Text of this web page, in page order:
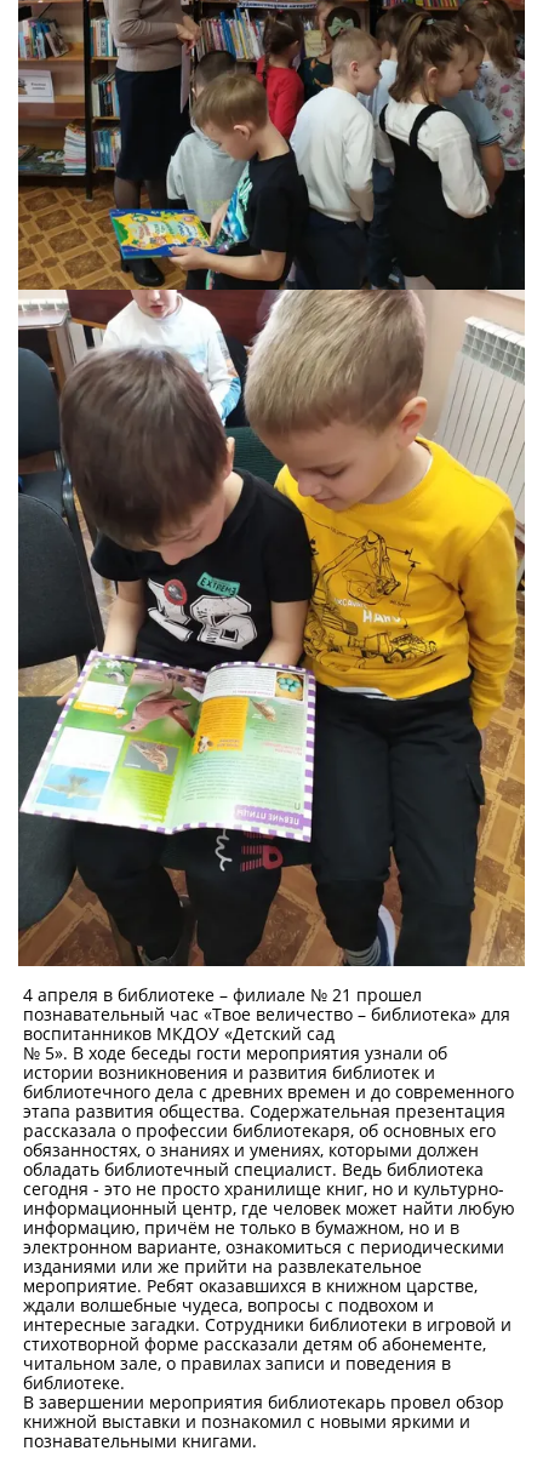
4 апреля в библиотеке – филиале № 21 прошел
познавательный час «Твое величество – библиотека» для
воспитанников МКДОУ «Детский сад
№ 5». В ходе беседы гости мероприятия узнали об
истории возникновения и развития библиотек и
библиотечного дела с древних времен и до современного
этапа развития общества. Содержательная презентация
рассказала о профессии библиотекаря, об основных его
обязанностях, о знаниях и умениях, которыми должен
обладать библиотечный специалист. Ведь библиотека
сегодня - это не просто хранилище книг, но и культурно-
информационный центр, где человек может найти любую
информацию, причём не только в бумажном, но и в
электронном варианте, ознакомиться с периодическими
изданиями или же прийти на развлекательное
мероприятие. Ребят оказавшихся в книжном царстве,
ждали волшебные чудеса, вопросы с подвохом и
интересные загадки. Сотрудники библиотеки в игровой и
стихотворной форме рассказали детям об абонементе,
читальном зале, о правилах записи и поведения в
библиотеке.
В завершении мероприятия библиотекарь провел обзор
книжной выставки и познакомил с новыми яркими и
познавательными книгами.